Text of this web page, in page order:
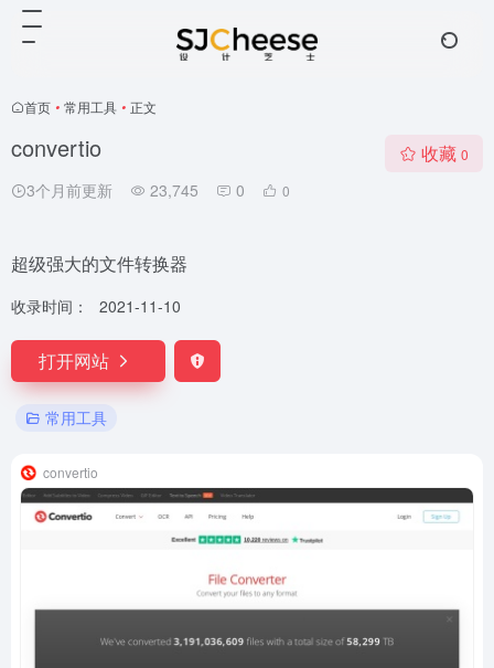
首页 • 常用工具 • 正文
convertio
3个月前更新 23,745 0 0
收藏 0
超级强大的文件转换器
收录时间： 2021-11-10
打开网站
常用工具
convertio